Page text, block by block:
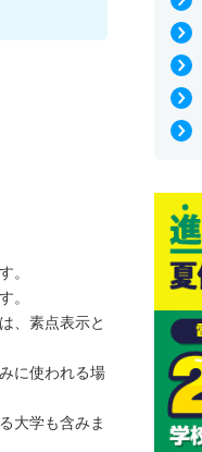
。
。
、素点表示と
に使われる場
大学も含みま